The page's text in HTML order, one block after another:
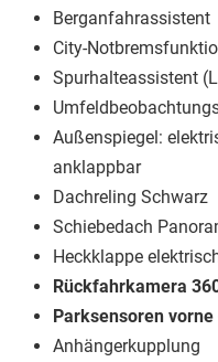
Berganfahrassistent
City-
Spurhalteassistent
Außenspiegel:
anklappbar
Dachreling Schwarz
Schiebedach
Heckklappe
Rückfahrkamera
Parksensoren vorne
Anhängerkupplung